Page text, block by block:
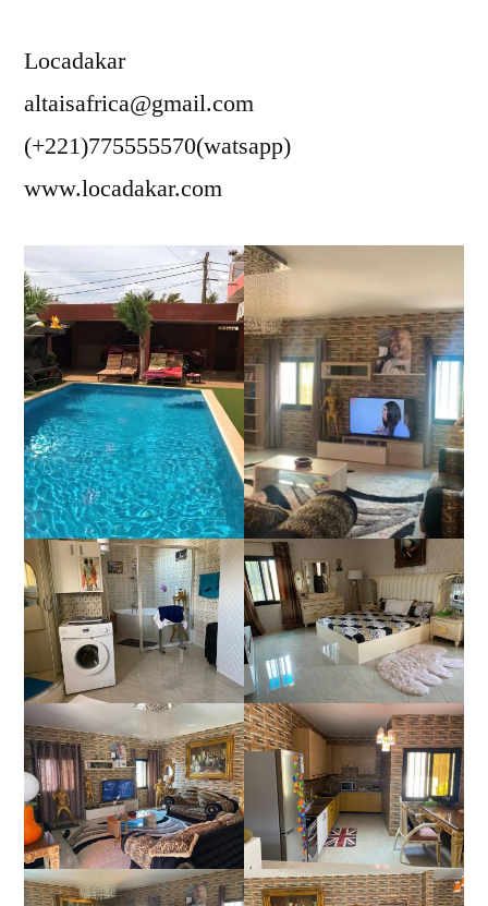
Locadakar
altaisafrica@gmail.com
(+221)775555570(watsapp)
www.locadakar.com